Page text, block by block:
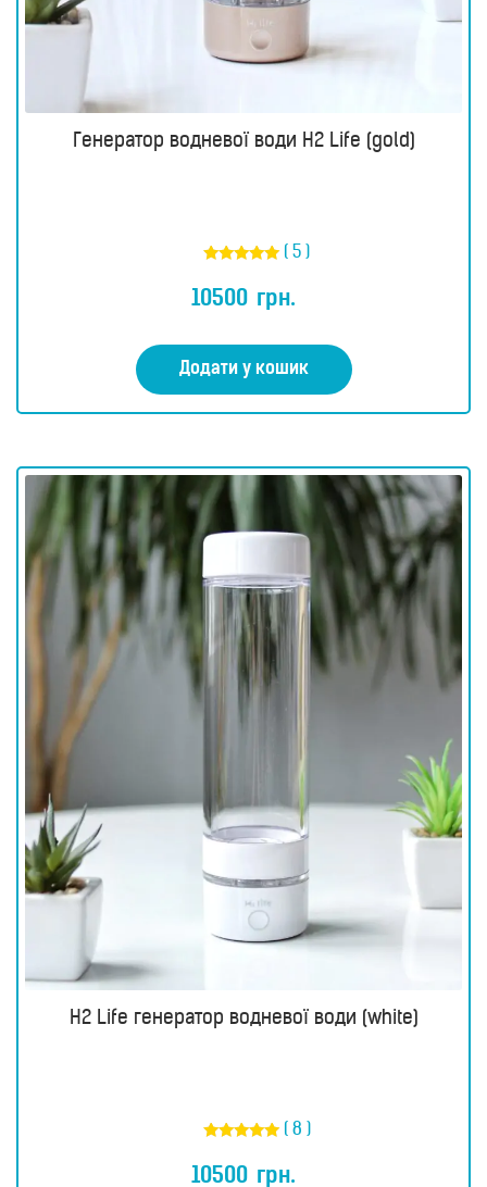
Генератор водневої води H2 Life (gold)
5.00
з 5
( 5 )
10500 грн.
Додати у кошик
H2 Life генератор водневої води (white)
4.88
з 5
( 8 )
10500 грн.